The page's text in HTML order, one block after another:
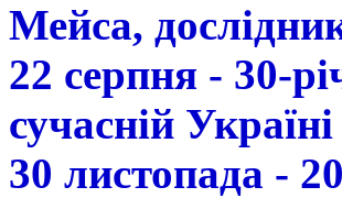
Мейса,
22 серпня - 30-
сучасній Україні
30 листопада -